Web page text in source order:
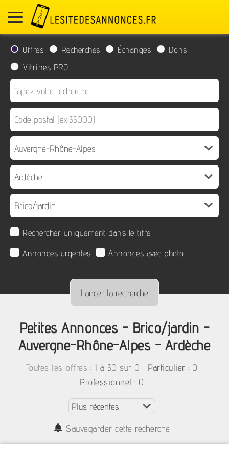
Offres Recherches Échanges
Dons
Vitrines PRO
Rechercher uniquement dans le titre
Annonces urgentes
Annonces avec photo
Petites Annonces - Brico/jardin -
Auvergne-Rhône-Alpes - Ardèche
Toutes les offres : 1 à 30 sur 0 Particulier : 0
Professionnel : 0
Sauvegarder cette recherche